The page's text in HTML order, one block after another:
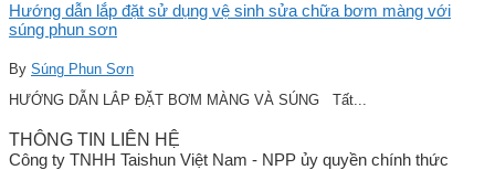
Hướng dẫn lắp đặt sử dụng vệ sinh sửa chữa bơm màng với
súng phun sơn
By Súng Phun Sơn
HƯỚNG DẪN LẮP ĐẶT BƠM MÀNG VÀ SÚNG Tất...
THÔNG TIN LIÊN HỆ
Công ty TNHH Taishun Việt Nam - NPP ủy quyền chính thức